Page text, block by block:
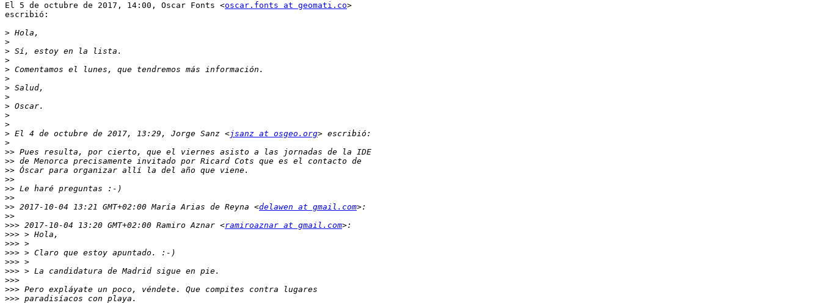
El 5 de octubre de 2017, 14:00, Oscar Fonts <oscar.fonts at geomati.co>
escribió:
>
>
>
>
>
>
>
>
>
>
>
> El 4 de octubre de 2017, 13:29, Jorge Sanz <jsanz at osgeo.org
>
>>
>>
>>
>>
>>
>>
>> 2017-10-04 13:21 GMT+02:00 María Arias de Reyna <delawen at gmail.com
>>
>>> 2017-10-04 13:20 GMT+02:00 Ramiro Aznar <ramiroaznar at gmail.com
>>>
>>>
>>>
>>>
>>>
>>>
>>>
>>>